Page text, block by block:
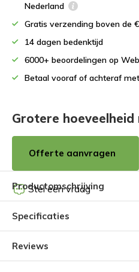
Nederland
Gratis verzending boven de
14 dagen bedenktijd
6000+ beoordelingen op
Betaal vooraf of achteraf
Grotere hoeveelheid
Offerte aanvragen
Stel een vraag
Productomschrijving
Specificaties
Reviews